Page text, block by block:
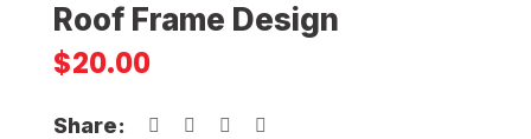
Roof Frame Design
$20.00
Share: